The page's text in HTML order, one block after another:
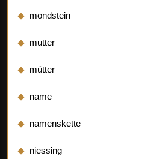
mondstein
mutter
mütter
name
namenskette
niessing